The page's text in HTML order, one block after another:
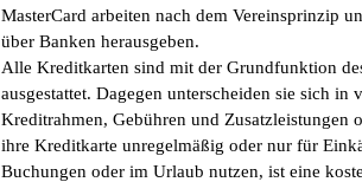
MasterCard arbeiten nach dem Vereinsprinzip
über Banken herausgeben.
Alle Kreditkarten sind mit der Grundfunktion
ausgestattet. Dagegen unterscheiden sie sich in
Kreditrahmen, Gebühren und Zusatzleistungen
ihre Kreditkarte unregelmäßig oder nur für
Buchungen oder im Urlaub nutzen, ist eine